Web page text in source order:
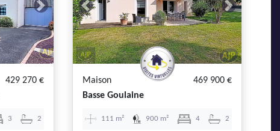
Next
429 270 €
3 2
Previous Next
Maison
469 900 €
Basse Goulaine
111 m² 900 m² 4 2